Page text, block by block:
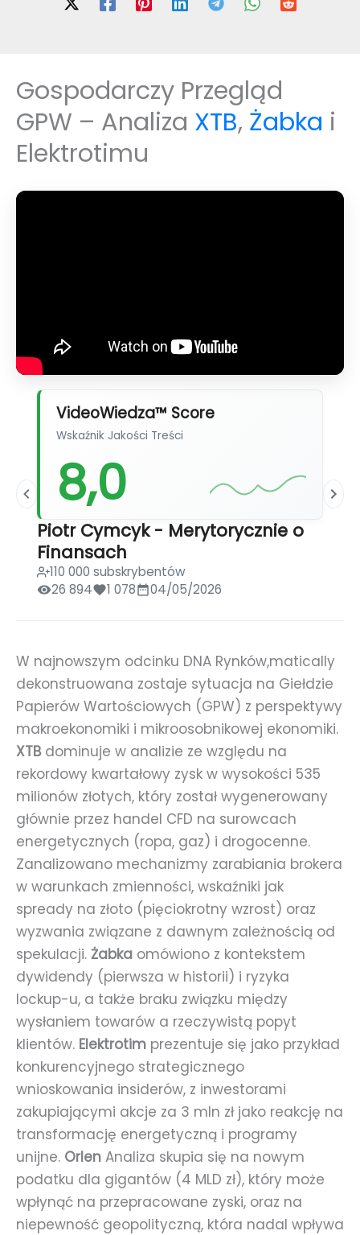
Gospodarczy Przegląd
GPW – Analiza XTB, Żabka i
Elektrotimu
VideoWiedza™ Score
Wskaźnik Jakości Treści
8,0
Piotr Cymcyk - Merytorycznie o
Finansach
110 000 subskrybentów
26 894
1 078 04/05/2026
W najnowszym odcinku DNA Rynków,matically
dekonstruowana zostaje sytuacja na Giełdzie
Papierów Wartościowych (GPW) z perspektywy
makroekonomiki i mikroosobnikowej ekonomiki.
XTBdominuje w analizie ze względu na
rekordowy kwartałowy zysk w wysokości 535
milionów złotych, który został wygenerowany
głównie przez handel CFD na surowcach
energetycznych (ropa, gaz) i drogocenne.
Zanalizowano mechanizmy zarabiania brokera
w warunkach zmienności, wskaźniki jak
spready na złoto (pięciokrotny wzrost) oraz
wyzwania związane z dawnym zależnością od
spekulacji. Żabka omówiono z kontekstem
dywidendy (pierwsza w historii) i ryzyka
lockup-u, a także braku związku między
wysłaniem towarów a rzeczywistą popyt
klientów. Elektrotim prezentuje się jako przykład
konkurencyjnego strategicznego
wnioskowania insiderów, z inwestorami
zakupiającymi akcje za 3 mln zł jako reakcję na
transformację energetyczną i programy
unijne. Orlen Analiza skupia się na nowym
podatku dla gigantów (4 MLD zł), który może
wpłynąć na przepracowane zyski, oraz na
niepewność geopolityczną, która nadal wpływa